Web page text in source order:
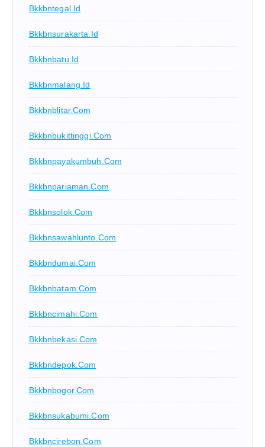
Bkkbntegal.id
Bkkbnsurakarta.id
Bkkbnbatu.id
Bkkbnmalang.id
Bkkbnblitar.com
Bkkbnbukittinggi.com
Bkkbnpayakumbuh.com
Bkkbnpariaman.com
Bkkbnsolok.com
Bkkbnsawahlunto.com
Bkkbndumai.com
Bkkbnbatam.com
Bkkbncimahi.com
Bkkbnbekasi.com
Bkkbndepok.com
Bkkbnbogor.com
Bkkbnsukabumi.com
Bkkbncirebon.com